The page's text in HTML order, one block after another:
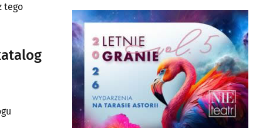
tego